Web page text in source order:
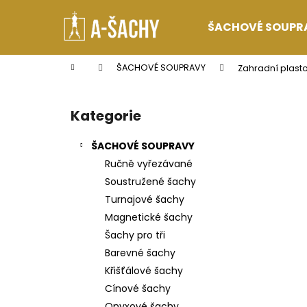
ŠACHOVÉ
Domů ŠACHOVÉ SOUPRAVY Zahradní
Přeskočit
kategorie
Kategorie
ŠACHOVÉ SOUPRAVY
Ručně vyřezávané
Soustružené šachy
Turnajové šachy
Magnetické šachy
Šachy pro tři
Barevné šachy
Křišťálové šachy
Cínové šachy
í
Zpět
do
Zpět
do